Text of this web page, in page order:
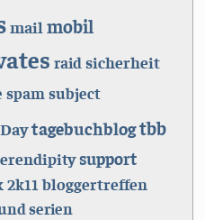
mail mobil
raid sicherheit
spam subject
tagebuchblogtbb
support
2k11 bloggertreffen
serien